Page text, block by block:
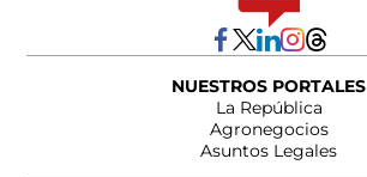
NUESTROS PORTALES
La República
Agronegocios
Asuntos Legales